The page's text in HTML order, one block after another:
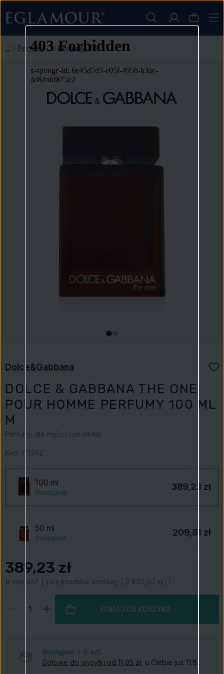
Perfumy Perfumy (P)
Dolce&Gabbana
DOLCE & GABBANA THE ONE
POUR HOMME PERFUMY 100 ML
M
Perfumy dla mężczyzn wkład
Kod: 171262
100 ml
dostępne 389,23 zł
50 ml
dostępne 209,81 zł
389,23 zł
w tym VAT | bez kosztów dostawy | 3 892,30 zł / l
DODAJ DO KOSZYKA
dostępne > 5 szt.
Gotowe do wysyłki od 11,95 zł , u Ciebie już 11.8..